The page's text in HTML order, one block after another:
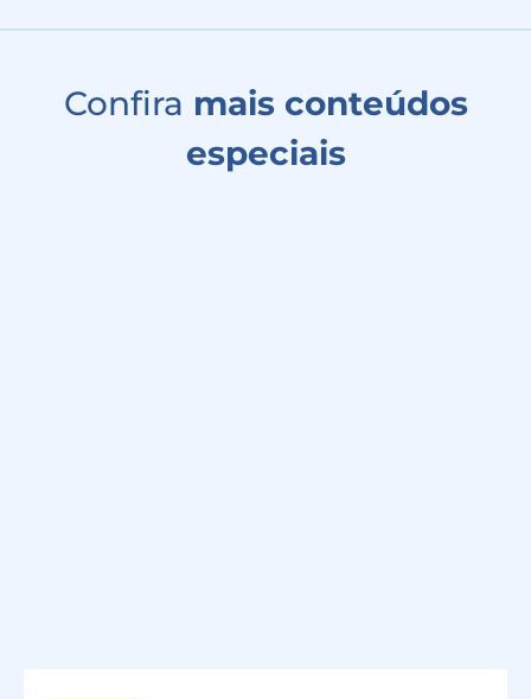
Confira mais conteúdos
especiais